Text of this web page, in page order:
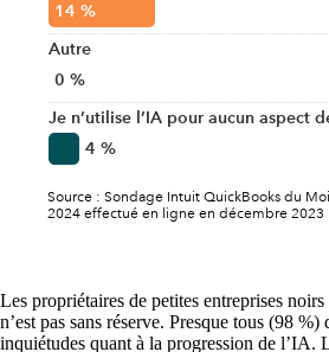
Les propriétaires de petites entreprises
n’est pas sans réserve. Presque tous (98
inquiétudes quant à la progression de l’IA.